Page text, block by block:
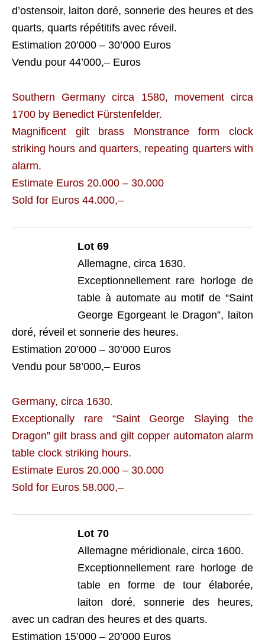
d’ostensoir, laiton doré, sonnerie des heures et des
quarts, quarts répétitifs avec réveil.
Estimation 20’000 – 30’000 Euros
Vendu pour 44’000,– Euros
Southern Germany circa 1580, movement circa
1700 by Benedict Fürstenfelder.
Magnificent gilt brass Monstrance form clock
striking hours and quarters, repeating quarters with
alarm.
Estimate Euros 20.000 – 30.000
Sold for Euros 44.000,–
Lot 69
Allemagne, circa 1630.
Exceptionnellement rare horloge de
table à automate au motif de “Saint
George Egorgeant le Dragon”, laiton
doré, réveil et sonnerie des heures.
Estimation 20’000 – 30’000 Euros
Vendu pour 58’000,– Euros
Germany, circa 1630.
Exceptionally rare “Saint George Slaying the
Dragon” gilt brass and gilt copper automaton alarm
table clock striking hours.
Estimate Euros 20.000 – 30.000
Sold for Euros 58.000,–
Lot 70
Allemagne méridionale, circa 1600.
Exceptionnellement rare horloge de
table en forme de tour élaborée,
laiton doré, sonnerie des heures,
avec un cadran des heures et des quarts.
Estimation 15’000 – 20’000 Euros